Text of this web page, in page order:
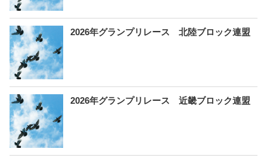
2026年グランプリレース 北陸ブロック連盟
2026年グランプリレース 近畿ブロック連盟